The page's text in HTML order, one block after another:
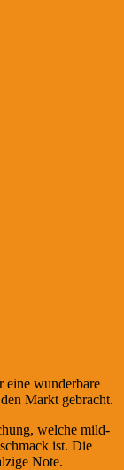
eine wunderbare
Markt gebracht.
welche mild-
ist. Die
Note.